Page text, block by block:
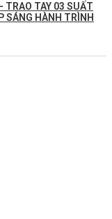
TRAO TAY 03 SUẤT
SÁNG HÀNH TRÌNH